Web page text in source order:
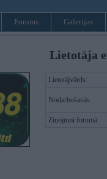
Forums Galerijas
Lietotāja
Lietotājvārds:
Nodarbošanās:
Ziņojumi forumā: